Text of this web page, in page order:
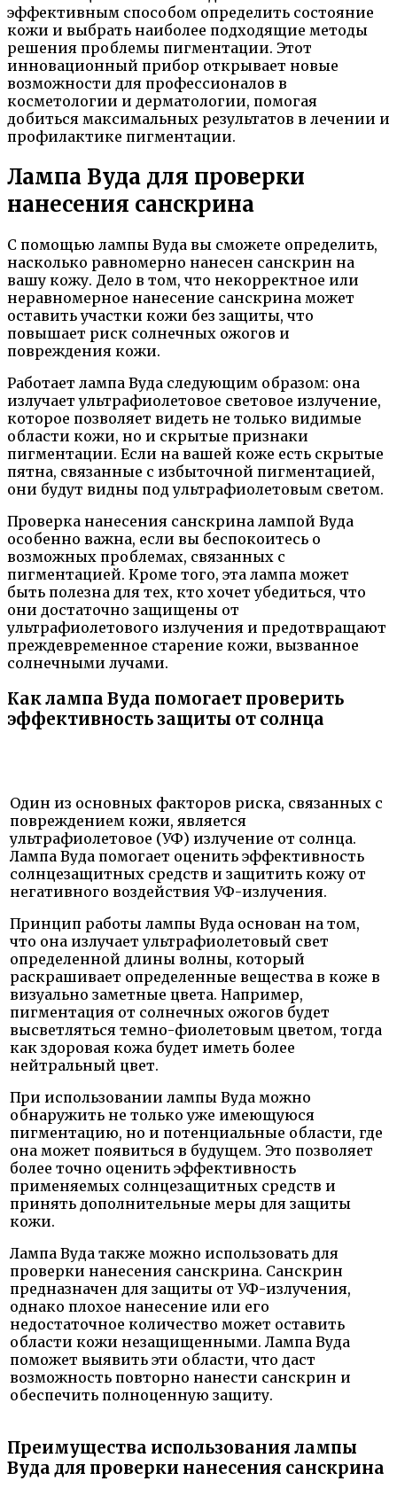
эффективным способом определить состояние
кожи и выбрать наиболее подходящие методы
решения проблемы пигментации. Этот
инновационный прибор открывает новые
возможности для профессионалов в
косметологии и дерматологии, помогая
добиться максимальных результатов в лечении и
профилактике пигментации.
Лампа Вуда для проверки
нанесения санскрина
С помощью лампы Вуда вы сможете определить,
насколько равномерно нанесен санскрин на
вашу кожу. Дело в том, что некорректное или
неравномерное нанесение санскрина может
оставить участки кожи без защиты, что
повышает риск солнечных ожогов и
повреждения кожи.
Работает лампа Вуда следующим образом: она
излучает ультрафиолетовое световое излучение,
которое позволяет видеть не только видимые
области кожи, но и скрытые признаки
пигментации. Если на вашей коже есть скрытые
пятна, связанные с избыточной пигментацией,
они будут видны под ультрафиолетовым светом.
Проверка нанесения санскрина лампой Вуда
особенно важна, если вы беспокоитесь о
возможных проблемах, связанных с
пигментацией. Кроме того, эта лампа может
быть полезна для тех, кто хочет убедиться, что
они достаточно защищены от
ультрафиолетового излучения и предотвращают
преждевременное старение кожи, вызванное
солнечными лучами.
Как лампа Вуда помогает проверить
эффективность защиты от солнца
Один из основных факторов риска, связанных с
повреждением кожи, является
ультрафиолетовое (УФ) излучение от солнца.
Лампа Вуда помогает оценить эффективность
солнцезащитных средств и защитить кожу от
негативного воздействия УФ-излучения.
Принцип работы лампы Вуда основан на том,
что она излучает ультрафиолетовый свет
определенной длины волны, который
раскрашивает определенные вещества в коже в
визуально заметные цвета. Например,
пигментация от солнечных ожогов будет
высветляться темно-фиолетовым цветом, тогда
как здоровая кожа будет иметь более
нейтральный цвет.
При использовании лампы Вуда можно
обнаружить не только уже имеющуюся
пигментацию, но и потенциальные области, где
она может появиться в будущем. Это позволяет
более точно оценить эффективность
применяемых солнцезащитных средств и
принять дополнительные меры для защиты
кожи.
Лампа Вуда также можно использовать для
проверки нанесения санскрина. Санскрин
предназначен для защиты от УФ-излучения,
однако плохое нанесение или его
недостаточное количество может оставить
области кожи незащищенными. Лампа Вуда
поможет выявить эти области, что даст
возможность повторно нанести санскрин и
обеспечить полноценную защиту.
Преимущества использования лампы
Вуда для проверки нанесения санскрина